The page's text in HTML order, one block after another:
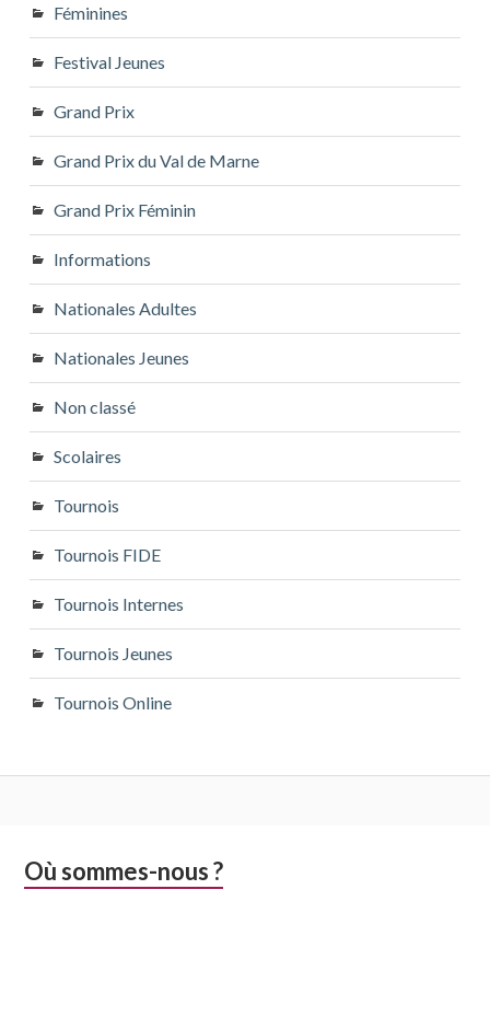
Féminines
Festival Jeunes
Grand Prix
Grand Prix du Val de Marne
Grand Prix Féminin
Informations
Nationales Adultes
Nationales Jeunes
Non classé
Scolaires
Tournois
Tournois FIDE
Tournois Internes
Tournois Jeunes
Tournois Online
Colonne
Où sommes-nous ?